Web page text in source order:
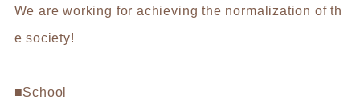
We are working for achieving the normalization of th
e society!
■School